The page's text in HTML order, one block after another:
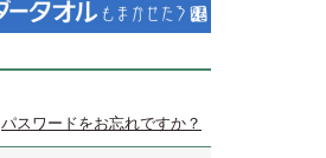
パスワードをお忘れですか？